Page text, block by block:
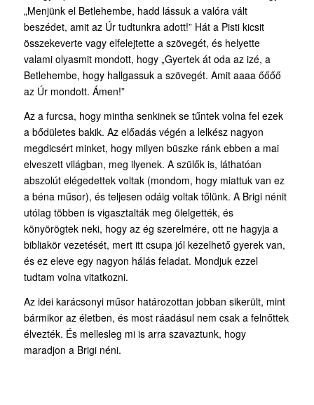
„Menjünk el Betlehembe, hadd lássuk a valóra vált
beszédet, amit az Úr tudtunkra adott!” Hát a Pisti kicsit
összekeverte vagy elfelejtette a szövegét, és helyette
valami olyasmit mondott, hogy „Gyertek át oda az izé, a
Betlehembe, hogy hallgassuk a szövegét. Amit aaaa őőőő
az Úr mondott. Ámen!”
Az a furcsa, hogy mintha senkinek se tűntek volna fel ezek
a bődületes bakik. Az előadás végén a lelkész nagyon
megdicsért minket, hogy milyen büszke ránk ebben a mai
elveszett világban, meg ilyenek. A szülők is, láthatóan
abszolút elégedettek voltak (mondom, hogy miattuk van ez
a béna műsor), és teljesen odáig voltak tőlünk. A Brigi nénit
utólag többen is vigasztalták meg ölelgették, és
könyörögtek neki, hogy az ég szerelmére, ott ne hagyja a
bibliakör vezetését, mert itt csupa jól kezelhető gyerek van,
és ez eleve egy nagyon hálás feladat. Mondjuk ezzel
tudtam volna vitatkozni.
Az idei karácsonyi műsor határozottan jobban sikerült, mint
bármikor az életben, és most ráadásul nem csak a felnőttek
élvezték. És mellesleg mi is arra szavaztunk, hogy
maradjon a Brigi néni.